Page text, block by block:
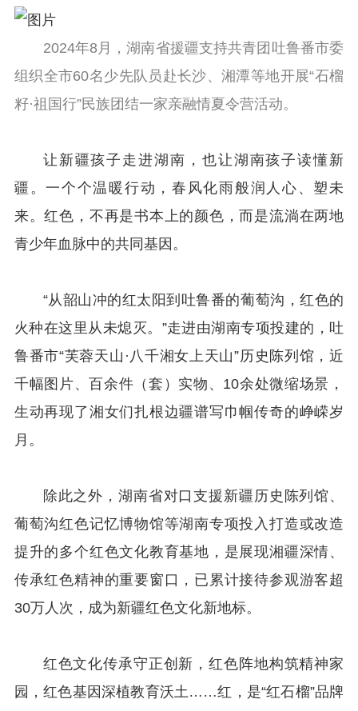
2024年8月，湖南省援疆支持共青团吐鲁番市委
组织全市60名少先队员赴长沙、湘潭等地开展“石榴
籽·祖国行”民族团结一家亲融情夏令营活动。
让新疆孩子走进湖南，也让湖南孩子读懂新
疆。一个个温暖行动，春风化雨般润人心、塑未
来。红色，不再是书本上的颜色，而是流淌在两地
青少年血脉中的共同基因。
“从韶山冲的红太阳到吐鲁番的葡萄沟，红色的
火种在这里从未熄灭。”走进由湖南专项投建的，吐
鲁番市“芙蓉天山·八千湘女上天山”历史陈列馆，近
千幅图片、百余件（套）实物、10余处微缩场景，
生动再现了湘女们扎根边疆谱写巾帼传奇的峥嵘岁
月。
除此之外，湖南省对口支援新疆历史陈列馆、
葡萄沟红色记忆博物馆等湖南专项投入打造或改造
提升的多个红色文化教育基地，是展现湘疆深情、
传承红色精神的重要窗口，已累计接待参观游客超
30万人次，成为新疆红色文化新地标。
红色文化传承守正创新，红色阵地构筑精神家
园，红色基因深植教育沃土……红，是“红石榴”品牌